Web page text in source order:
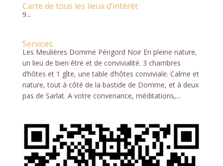
Carte de tous les lieux d’intérêt
9...
Services
Les Meulières Domme Périgord Noir En pleine nature,
un lieu de bien être et de convivialité. 3 chambres
d’hôtes et 1 gîte, une table d’hôtes conviviale. Calme et
nature, tout à côté de la bastide de Domme, et à deux
pas de Sarlat. A votre convenance, méditations,...